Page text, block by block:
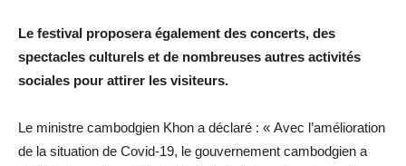
Le festival proposera également des concerts, des
spectacles culturels et de nombreuses autres activités
sociales pour attirer les visiteurs.
Le ministre cambodgien Khon a déclaré : « Avec l’amélioration
de la situation de Covid-19, le gouvernement cambodgien a